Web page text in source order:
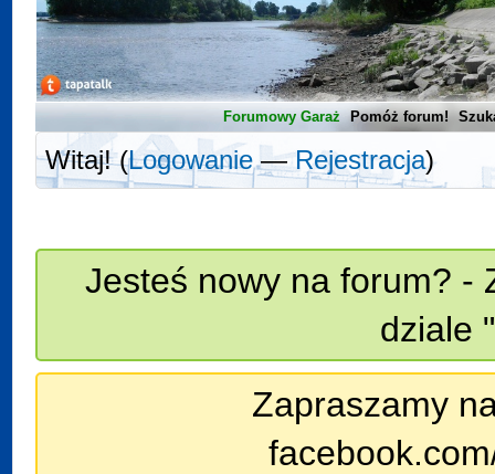
Forumowy Garaż Pomóż forum!
Witaj! (Logowanie—Rejestracja)
Jesteś nowy na forum? -
dziale
Zapraszamy